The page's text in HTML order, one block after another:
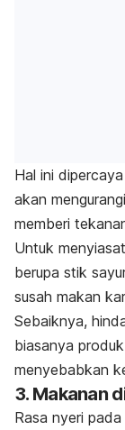
Hal ini
akan
memberi
Untuk
berupa stik
susah makan
Sebaiknya,
biasanya
menyebabkan
3. Makanan
Rasa nyeri